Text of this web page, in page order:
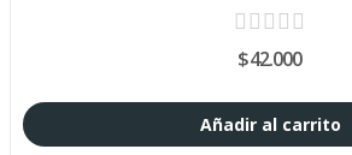
$42.000
Añadir al carrito